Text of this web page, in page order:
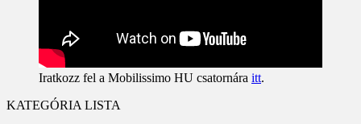
Iratkozz fel a Mobilissimo HU csatornára itt.
KATEGÓRIA LISTA